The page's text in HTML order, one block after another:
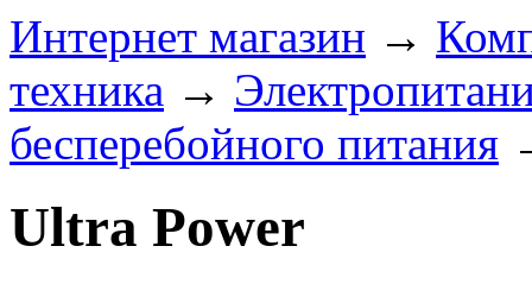
Интернет магазин →
техника →
бесперебойного питания
Ultra Power